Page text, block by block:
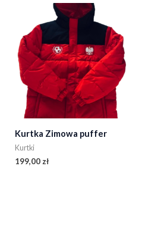
Kurtka Zimowa puffer
Kurtki
199,00zł